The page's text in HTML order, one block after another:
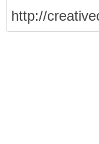
http://